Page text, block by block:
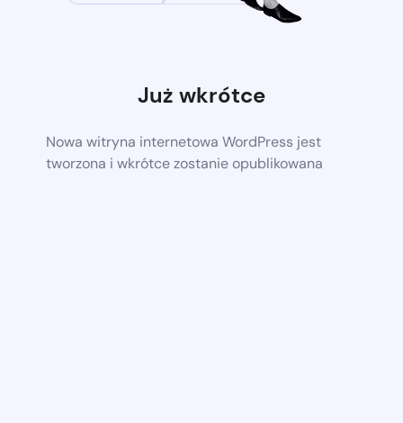
Już wkrótce
Nowa witryna internetowa WordPress jest
tworzona i wkrótce zostanie opublikowana